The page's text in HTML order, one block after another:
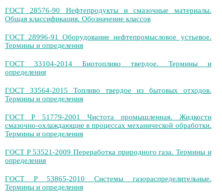
ГОСТ 28576-90 Нефтепродукты и смазочные материалы.
Общая классификация. Обозначение классов
ГОСТ 28996-91 Оборудование нефтепромысловое устьевое.
Термины и определения
ГОСТ 33104-2014 Биотопливо твердое. Термины и
определения
ГОСТ 33564-2015 Топливо твердое из бытовых отходов.
Термины и определения
ГОСТ Р 51779-2001 Чистота промышленная. Жидкости
смазочно-охлаждающие в процессах механической обработки.
Термины и определения
ГОСТ Р 53521-2009 Переработка природного газа. Термины и
определения
ГОСТ Р 53865-2010 Системы газораспределительные.
Термины и определения